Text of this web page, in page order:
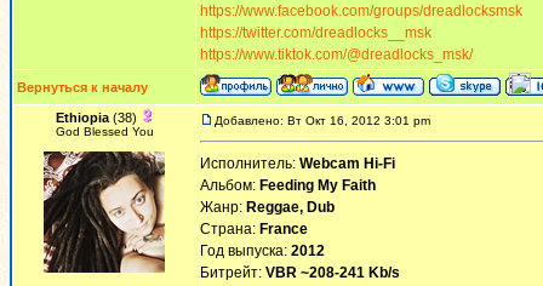
https://www.facebook.com/groups/dreadlocksmsk
https://twitter.com/dreadlocks__msk
https://www.tiktok.com/@dreadlocks_msk/
Вернуться к началу
Ethiopia(38)
God Blessed You
Добавлено: Вт Окт 16, 2012 3:01 pm
Исполнитель: Webcam Hi-Fi
Альбом: Feeding My Faith
Жанр: Reggae, Dub
Страна: France
Год выпуска: 2012
Битрейт: VBR ~208-241 Kb/s